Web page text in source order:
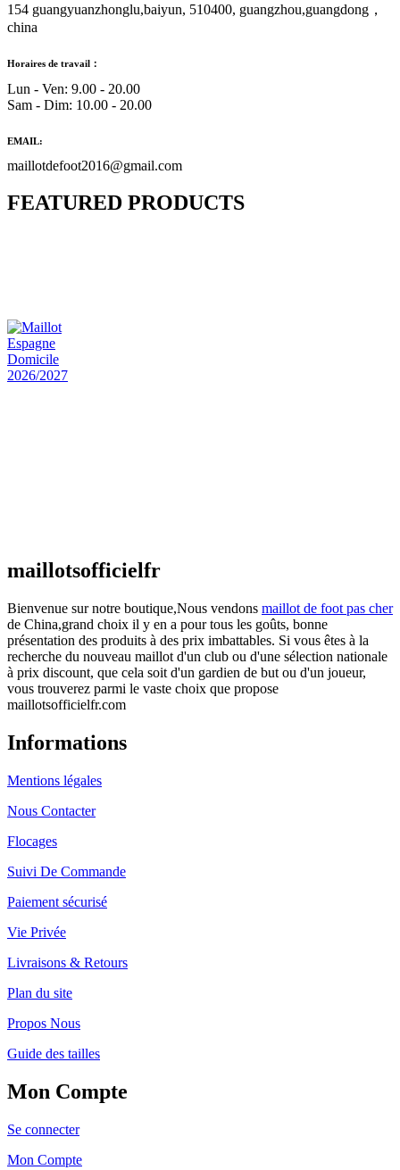
154 guangyuanzhonglu,baiyun, 510400, guangzhou,guangdong，
china
Horaires de travail：
Lun - Ven: 9.00 - 20.00
Sam - Dim: 10.00 - 20.00
EMAIL:
maillotdefoot2016@gmail.com
FEATURED PRODUCTS
maillotsofficielfr
Bienvenue sur notre boutique,Nous vendons maillot de foot pas cher
de China,grand choix il y en a pour tous les goûts, bonne
présentation des produits à des prix imbattables. Si vous êtes à la
recherche du nouveau maillot d'un club ou d'une sélection nationale
à prix discount, que cela soit d'un gardien de but ou d'un joueur,
vous trouverez parmi le vaste choix que propose
maillotsofficielfr.com
Informations
Mentions légales
Nous Contacter
Flocages
Suivi De Commande
Paiement sécurisé
Vie Privée
Livraisons & Retours
Plan du site
Propos Nous
Guide des tailles
Mon Compte
Se connecter
Mon Compte